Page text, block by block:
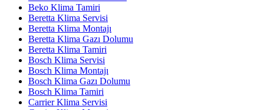
Beko Klima Tamiri
Beretta Klima Servisi
Beretta Klima Montajı
Beretta Klima Gazı Dolumu
Beretta Klima Tamiri
Bosch Klima Servisi
Bosch Klima Montajı
Bosch Klima Gazı Dolumu
Bosch Klima Tamiri
Carrier Klima Servisi